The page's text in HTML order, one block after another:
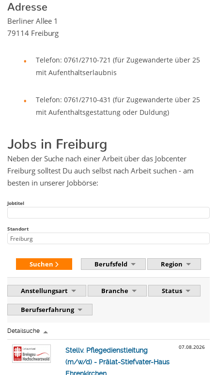
Adresse
Berliner Allee 1
79114 Freiburg
Telefon: 0761/2710-721 (für Zugewanderte über 25
mit Aufenthaltserlaubnis
Telefon: 0761/2710-431 (für Zugewanderte über 25
mit Aufenthaltsgestattung oder Duldung)
Jobs in Freiburg
Neben der Suche nach einer Arbeit über das Jobcenter
Freiburg solltest Du auch selbst nach Arbeit suchen - am
besten in unserer Jobbörse:
Jobtitel
Standort
Suchen Berufsfeld Region
Anstellungsart Branche Status
Berufserfahrung
Detailsuche
07.08.2026
Stellv. Pflegedienstleitung
(m/w/d) - Prälat-Stiefvater-Haus